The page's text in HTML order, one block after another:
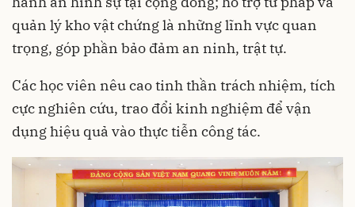
quản lý kho vật chứng là những lĩnh vực quan
trọng, góp phần bảo đảm an ninh, trật tự.
Các học viên nêu cao tinh thần trách nhiệm, tích
cực nghiên cứu, trao đổi kinh nghiệm để vận
dụng hiệu quả vào thực tiễn công tác.